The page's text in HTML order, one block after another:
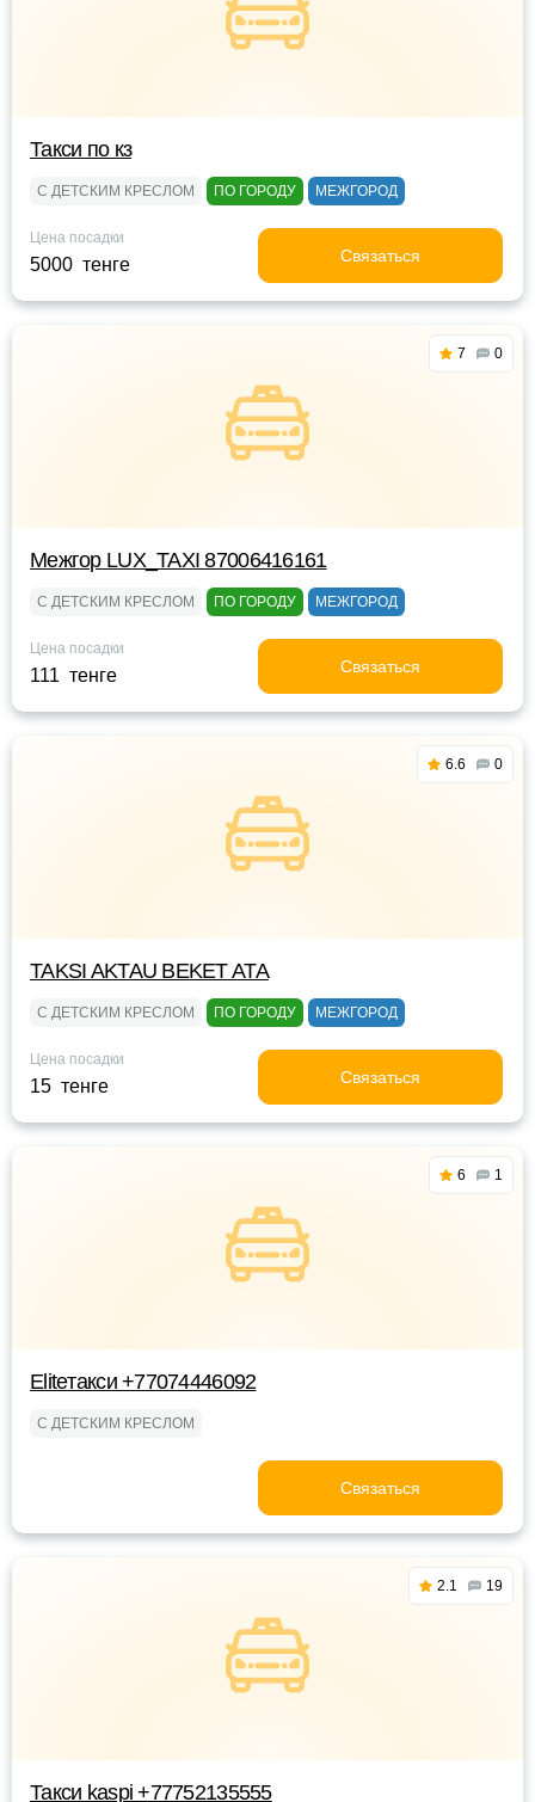
Такси по кз
С ДЕТСКИМ КРЕСЛОМ ПО ГОРОДУ МЕЖГОРОД
Цена посадки
5000 тенге Связаться
7 0
Межгор LUX_TAXI 87006416161
С ДЕТСКИМ КРЕСЛОМ ПО ГОРОДУ МЕЖГОРОД
Цена посадки
111 тенге Связаться
6.6 0
TAKSI AKTAU BEKET ATA
С ДЕТСКИМ КРЕСЛОМ ПО ГОРОДУ МЕЖГОРОД
Цена посадки
15 тенге Связаться
6 1
Eliteтакси +77074446092
С ДЕТСКИМ КРЕСЛОМ
Связаться
2.1 19
Такси kaspi +77752135555